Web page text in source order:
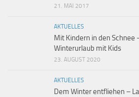
21. MAI 2017
AKTUELLES
Mit Kindern in den Schnee
Winterurlaub mit Kids
23. AUGUST 2020
AKTUELLES
Dem Winter entfliehen –